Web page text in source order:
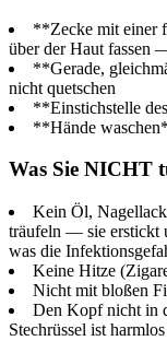
**Zecke mit einer
über der Haut fassen
**Gerade,
nicht quetschen
**Einstichstelle
**Hände
Was Sie NICHT
Kein Öl,
träufeln — sie erstickt
was die
Keine Hitze
Nicht mit bloßen
Den Kopf nicht in
Stechrüssel ist